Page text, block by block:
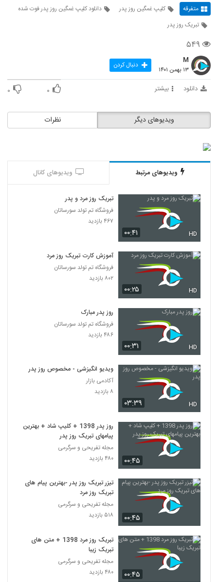
متفرقه کلیپ غمگین روز پدر
دانلود کلیپ غمگین روز پدر فوت شده
تبریک روز پدر
۵۴۹
M
۱۳ بهمن ۱۴۰۱ دنبال کردن
دانلود بیشتر ۰ ۰
نظرات ویدیوهای دیگر
ویدیوهای مرتبط ویدیوهای کانال
۰۰:۴۱ HD
تبریک روز مرد و پدر
فروشگاه تم تولد سورساتان
۴۶۷ بازدید
۰۰:۲۵ HD
آموزش کارت تبریک روز مرد
فروشگاه تم تولد سورساتان
۸۰۲ بازدید
۰۰:۳۱ HD
روز پدر مبارک
فروشگاه تم تولد سورساتان
۴۸۶ بازدید
۰۳:۳۹ HD
ویدیو انگیزشی - مخصوص روز پدر
آکادمی بازار
۸ بازدید
۰۰:۴۵
روز پدر 1398 + کلیپ شاد + بهترین
پیامهای تبریک روز پدر
مجله تفریحی و سرگرمی
۴۸۰ بازدید
۰۰:۴۵
تیزر تبریک روز پدر -بهترین پیام های
تبریک روز مرد
مجله تفریحی و سرگرمی
۵۱۸ بازدید
۰۰:۴۵
تبریک روز مرد 1398 + متن های
تبریک زیبا
مجله تفریحی و سرگرمی
۴۸۰ بازدید